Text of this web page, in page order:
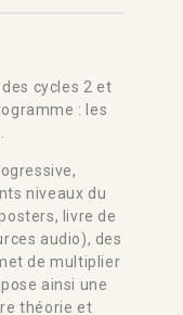
des cycles 2 et
: les
niveaux du
livre de
audio), des
de multiplier
ainsi une
théorie et